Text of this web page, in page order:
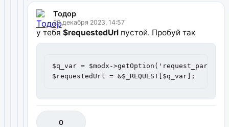
Тодор
29 декабря 2023, 14:57
у тебя $requestedUrlпустой. Пробуй так
$q_var = $modx-
$requestedUrl = &$_REQUEST[$q_var];
0